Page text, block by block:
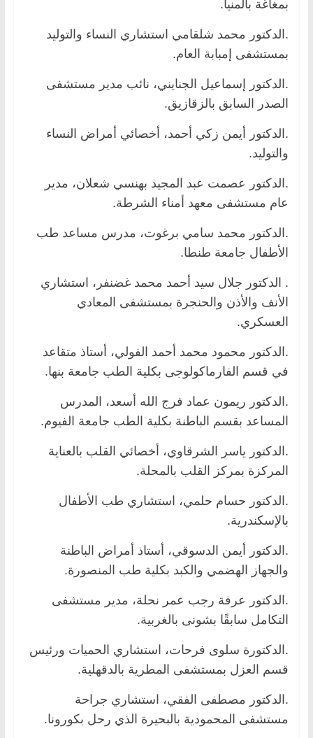
بمغاغة بالمنيا.
.الدكتور محمد شلقامي استشاري النساء والتوليد
بمستشفى إمبابة العام.
.الدكتور إسماعيل الجنايني، نائب مدير مستشفى
الصدر السابق بالزقازيق.
.الدكتور أيمن زكي أحمد، أخصائي أمراض النساء
والتوليد.
.الدكتور عصمت عبد المجيد بهنسي شعلان، مدير
عام مستشفى معهد أمناء الشرطة.
.الدكتور محمد سامي برغوت، مدرس مساعد طب
الأطفال جامعة طنطا.
. الدكتور جلال سيد أحمد محمد غضنفر، استشاري
الأنف والأذن والحنجرة بمستشفى المعادي
العسكري.
.الدكتور محمود محمد أحمد الفولي، أستاذ متقاعد
في قسم الفارماكولوجى بكلية الطب جامعة بنها.
.الدكتور ريمون عماد فرج الله أسعد، المدرس
المساعد بقسم الباطنة بكلية الطب جامعة الفيوم.
.الدكتور ياسر الشرقاوي، أخصائي القلب بالعناية
المركزة بمركز القلب بالمحلة.
.الدكتور حسام حلمي، استشاري طب الأطفال
بالإسكندرية.
.الدكتور أيمن الدسوقي، أستاذ أمراض الباطنة
والجهاز الهضمي والكبد بكلية طب المنصورة.
.الدكتور عرفة رجب عمر نحلة، مدير مستشفى
التكامل سابقًا بشونى بالغربية.
.الدكتورة سلوى فرحات، استشاري الحميات ورئيس
قسم العزل بمستشفى المطرية بالدقهلية.
.الدكتور مصطفى الفقي، استشاري جراحة
مستشفى المحمودية بالبحيرة الذي رحل بكورونا.